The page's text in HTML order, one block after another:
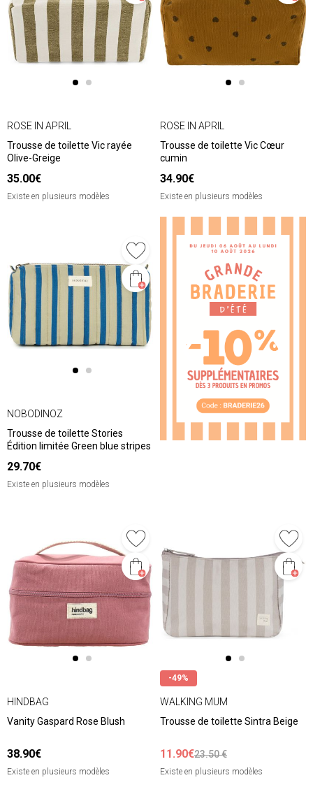
ROSE IN APRIL
Trousse de toilette Vic rayée
Olive-Greige
35.00€
Existe en plusieurs modèles
ROSE IN APRIL
Trousse de toilette Vic Cœur
cumin
34.90€
Existe en plusieurs modèles
NOBODINOZ
Trousse de toilette Stories
Édition limitée Green blue stripes
29.70€
Existe en plusieurs modèles
❮ ❯
HINDBAG
Vanity Gaspard Rose Blush
38.90€
Existe en plusieurs modèles
-49%
WALKING MUM
Trousse de toilette Sintra Beige
11.90€23.50 €
Existe en plusieurs modèles